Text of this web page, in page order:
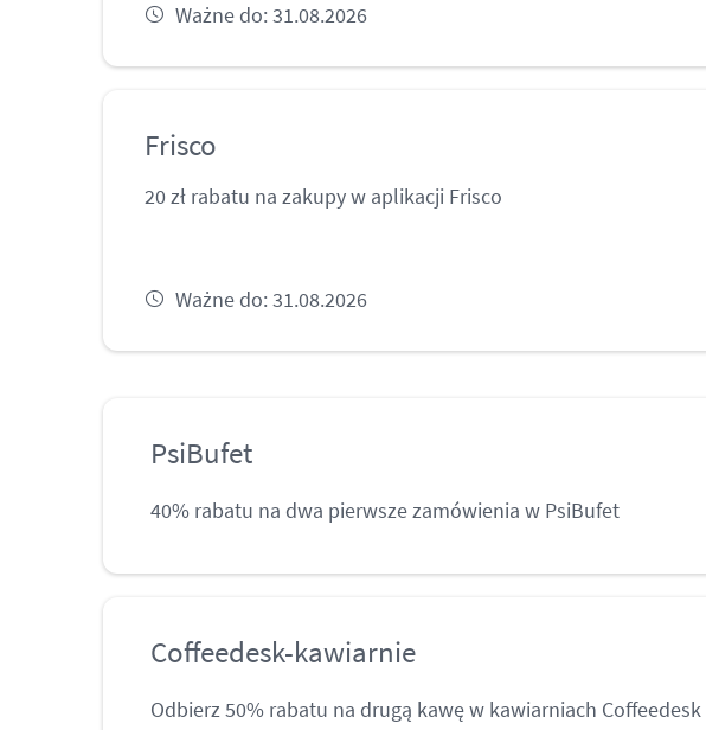
Ważne do: 31.08.2026
Frisco
20 zł rabatu na zakupy w aplikacji Frisco
Ważne do: 31.08.2026
PsiBufet
40% rabatu na dwa pierwsze zamówienia w PsiBufet
Coffeedesk-kawiarnie
Odbierz 50% rabatu na drugą kawę w kawiarniach Coffeedesk